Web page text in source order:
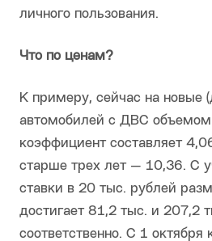
личного пользования.
Что по ценам?
К примеру, сейчас на новые
автомобилей с ДВС
коэффициент составляет
старше трех лет — 10,36. С
ставки в 20 тыс. рублей
достигает 81,2 тыс. и 207,2
соответственно. С 1